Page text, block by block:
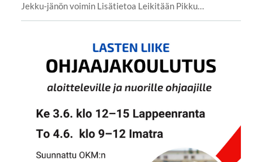
Jekku-jänön voimin Lisätietoa Leikitään Pikku…